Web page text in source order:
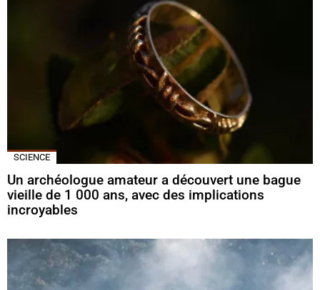
SCIENCE
Un archéologue amateur a découvert une bague
vieille de 1 000 ans, avec des implications
incroyables